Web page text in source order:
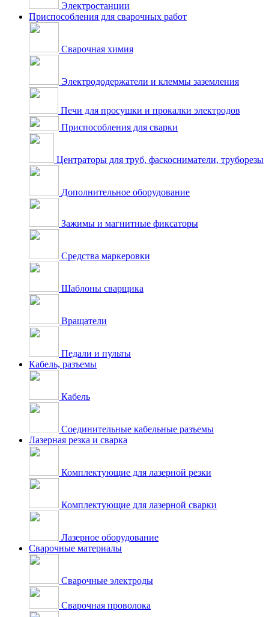
Электростанции
Приспособления для сварочных работ
Сварочная химия
Электрододержатели и клеммы заземления
Печи для просушки и прокалки электродов
Приспособления для сварки
Центраторы для труб, фаскосниматели, труборезы
Дополнительное оборудование
Зажимы и магнитные фиксаторы
Средства маркеровки
Шаблоны сварщика
Вращатели
Педали и пульты
Кабель, разъемы
Кабель
Соединительные кабельные разъемы
Лазерная резка и сварка
Комплектующие для лазерной резки
Комплектующие для лазерной сварки
Лазерное оборудование
Сварочные материалы
Сварочные электроды
Сварочная проволока